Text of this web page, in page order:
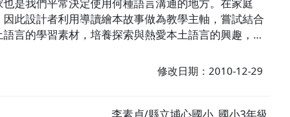
此設計者利用導讀繪本故事做為教學主軸，嘗試結合
言的學習素材，培養探索與熱愛本土語言的興趣，也
修改日期：2010-12-29
李素貞/縣立埔心國小 國小3年級